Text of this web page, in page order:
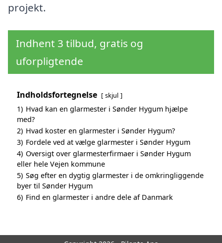
projekt.
Indhent 3 tilbud, gratis og
uforpligtende
Indholdsfortegnelse skjul
1) Hvad kan en glarmester i Sønder Hygum hjælpe
med?
2) Hvad koster en glarmester i Sønder Hygum?
3) Fordele ved at vælge glarmester i Sønder Hygum
4) Oversigt over glarmesterfirmaer i Sønder Hygum
eller hele Vejen kommune
5) Søg efter en dygtig glarmester i de omkringliggende
byer til Sønder Hygum
6) Find en glarmester i andre dele af Danmark